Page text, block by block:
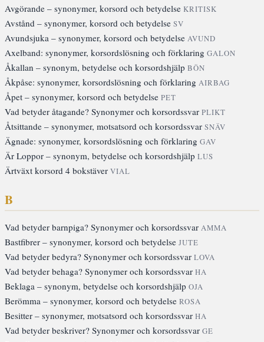
Avgörande – synonymer, korsord och betydelse KRITISK
Avstånd – synonymer, korsord och betydelse SV
Avundsjuka – synonymer, korsord och betydelse AVUND
Axelband: synonymer, korsordslösning och förklaring GALON
Åkallan – synonym, betydelse och korsordshjälp BÖN
Åkpåse: synonymer, korsordslösning och förklaring AIRBAG
Åpet – synonymer, korsord och betydelse PET
Vad betyder åtagande? Synonymer och korsordssvar PLIKT
Åtsittande – synonymer, motsatsord och korsordssvar SNÄV
Ägnade: synonymer, korsordslösning och förklaring GAV
Är Loppor – synonym, betydelse och korsordshjälp LUS
Ärtväxt korsord 4 bokstäver VIAL
B
Vad betyder barnpiga? Synonymer och korsordssvar AMMA
Bastfibrer – synonymer, korsord och betydelse JUTE
Vad betyder bedyra? Synonymer och korsordssvar LOVA
Vad betyder behaga? Synonymer och korsordssvar HA
Beklaga – synonym, betydelse och korsordshjälp OJA
Berömma – synonymer, korsord och betydelse ROSA
Besitter – synonymer, motsatsord och korsordssvar HA
Vad betyder beskriver? Synonymer och korsordssvar GE